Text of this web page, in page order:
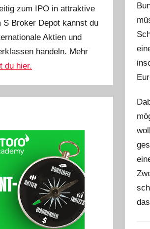
zum IPO in attraktive
S Broker Depot kannst du
Aktien und
handeln. Mehr
du hier.